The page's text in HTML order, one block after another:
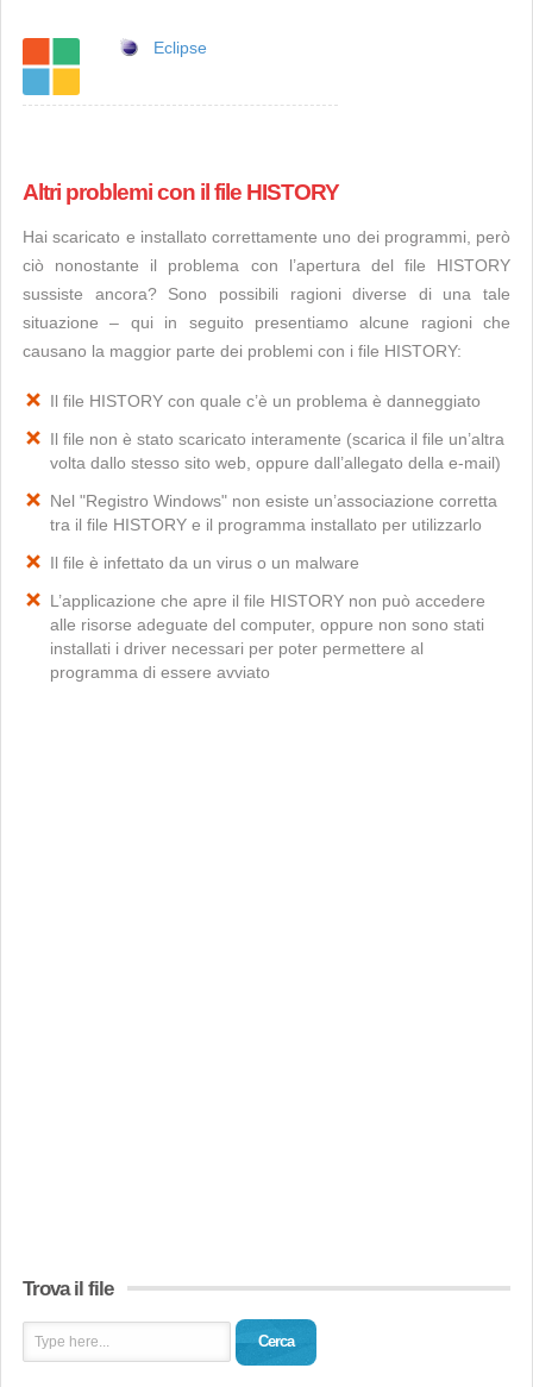
Eclipse
Altri problemi con il file HISTORY
Hai scaricato e installato correttamente uno dei programmi, però
ciò nonostante il problema con l’apertura del file HISTORY
sussiste ancora? Sono possibili ragioni diverse di una tale
situazione – qui in seguito presentiamo alcune ragioni che
causano la maggior parte dei problemi con i file HISTORY:
Il file HISTORY con quale c’è un problema è danneggiato
Il file non è stato scaricato interamente (scarica il file un’altra
volta dallo stesso sito web, oppure dall’allegato della e-mail)
Nel "Registro Windows" non esiste un’associazione corretta
tra il file HISTORY e il programma installato per utilizzarlo
Il file è infettato da un virus o un malware
L’applicazione che apre il file HISTORY non può accedere
alle risorse adeguate del computer, oppure non sono stati
installati i driver necessari per poter permettere al
programma di essere avviato
Trova il file
Cerca